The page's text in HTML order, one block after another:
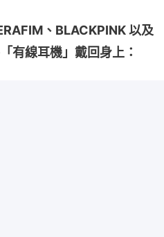
、BLACKPINK 以及
有線耳機」戴回身上：